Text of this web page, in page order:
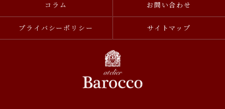
コラム お問い合わせ
プライバシーポリシー サイトマップ